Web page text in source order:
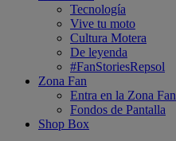
Tecnología
Vive tu moto
Cultura Motera
De leyenda
#FanStoriesRepsol
Zona Fan
Entra en la Zona Fan
Fondos de Pantalla
Shop Box